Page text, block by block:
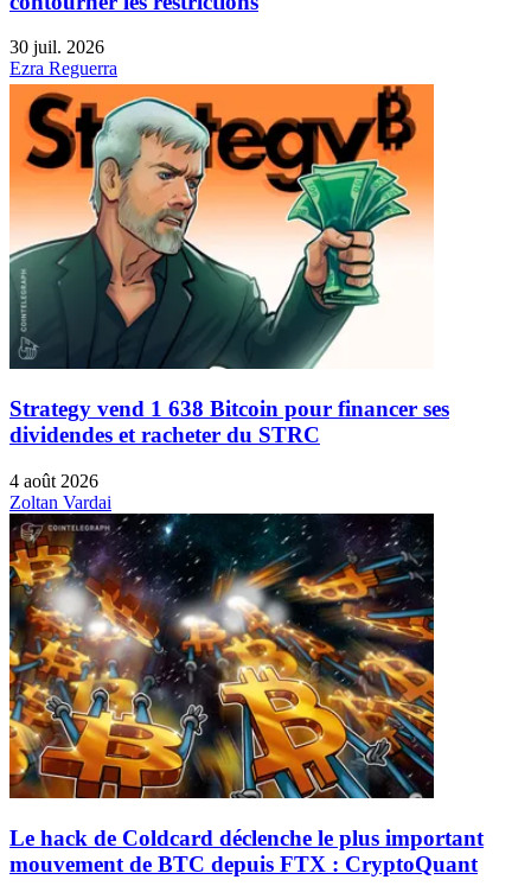
30 juil. 2026
Ezra Reguerra
Strategy vend 1 638 Bitcoin pour financer ses
dividendes et racheter du STRC
4 août 2026
Zoltan Vardai
Le hack de Coldcard déclenche le plus important
mouvement de BTC depuis FTX : CryptoQuant